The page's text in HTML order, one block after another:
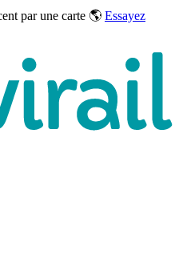
par une carte 🌎 Essayez